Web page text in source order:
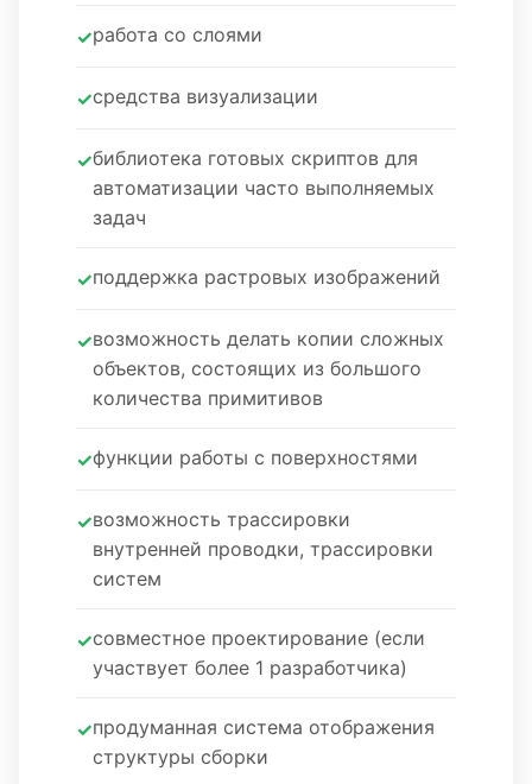
работа со слоями
средства визуализации
библиотека готовых скриптов для
автоматизации часто выполняемых
задач
поддержка растровых изображений
возможность делать копии сложных
объектов, состоящих из большого
количества примитивов
функции работы с поверхностями
возможность трассировки
внутренней проводки, трассировки
систем
совместное проектирование (если
участвует более 1 разработчика)
продуманная система отображения
структуры сборки